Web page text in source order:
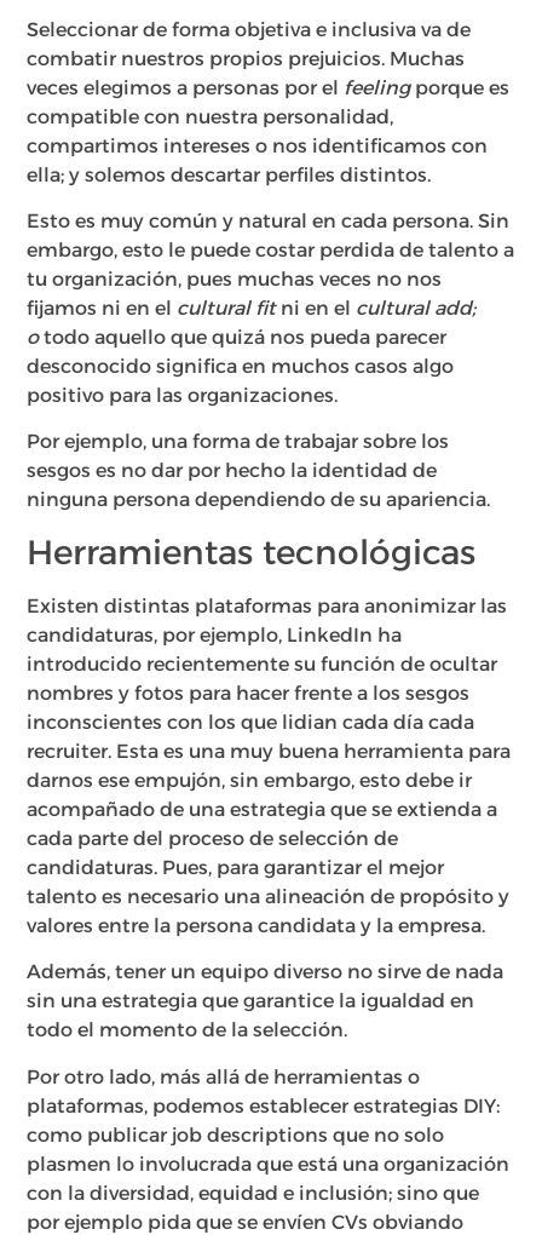
Seleccionar de forma objetiva e inclusiva va de
combatir nuestros propios prejuicios. Muchas
veces elegimos a personas por el feelingporque es
compatible con nuestra personalidad,
compartimos intereses o nos identificamos con
ella; y solemos descartar perfiles distintos.
Esto es muy común y natural en cada persona. Sin
embargo, esto le puede costar perdida de talento a
tu organización, pues muchas veces no nos
fijamos ni en el cultural fitni en el cultural add;
otodo aquello que quizá nos pueda parecer
desconocido significa en muchos casos algo
positivo para las organizaciones.
Por ejemplo, una forma de trabajar sobre los
sesgos es no dar por hecho la identidad de
ninguna persona dependiendo de su apariencia.
Herramientas tecnológicas
Existen distintas plataformas para anonimizar las
candidaturas, por ejemplo, LinkedIn ha
introducido recientemente su función de ocultar
nombres y fotos para hacer frente a los sesgos
inconscientes con los que lidian cada día cada
recruiter. Esta es una muy buena herramienta para
darnos ese empujón, sin embargo, esto debe ir
acompañado de una estrategia que se extienda a
cada parte del proceso de selección de
candidaturas. Pues, para garantizar el mejor
talento es necesario una alineación de propósito y
valores entre la persona candidata y la empresa.
Además, tener un equipo diverso no sirve de nada
sin una estrategia que garantice la igualdad en
todo el momento de la selección.
Por otro lado, más allá de herramientas o
plataformas, podemos establecer estrategias DIY:
como publicar job descriptions que no solo
plasmen lo involucrada que está una organización
con la diversidad, equidad e inclusión; sino que
por ejemplo pida que se envíen CVs obviando